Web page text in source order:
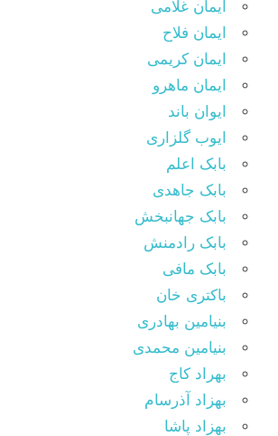
ایمان غلامی
ایمان فلاح
ایمان کریمی
ایمان ماهرو
ایوان باند
ایوب گلزاری
بابک اعلم
بابک جاهدی
بابک جهانبخش
بابک رادمنش
بابک مافی
باکتری خان
بنیامین بهادری
بنیامین محمدی
بهراد کاج
بهزاد آذرسام
بهزاد پاشا